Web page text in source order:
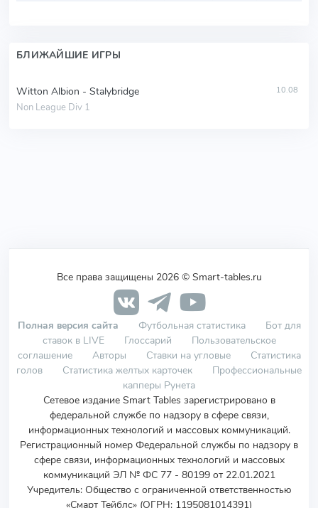
БЛИЖАЙШИЕ ИГРЫ
Witton Albion - Stalybridge
Non League Div 1
10.08
Все права защищены 2026 © Smart-tables.ru
Полная версия сайта Футбольная статистика
Бот для
ставок в LIVE
Глоссарий
Пользовательское
соглашение
Авторы Ставки на угловые
Статистика
голов
Статистика желтых карточек
Профессиональные
капперы Рунета
Сетевое издание Smart Tables зарегистрировано в
федеральной службе по надзору в сфере связи,
информационных технологий и массовых коммуникаций.
Регистрационный номер Федеральной службы по надзору в
сфере связи, информационных технологий и массовых
коммуникаций ЭЛ № ФС 77 - 80199 от 22.01.2021
Учредитель: Общество с ограниченной ответственностью
«Смарт Тейблс» (ОГРН: 1195081014391)